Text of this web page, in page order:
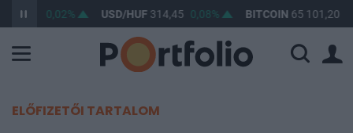
363,25 0,02% USD/HUF314,45 0,08% BITCOIN65 101,20
ELŐFIZETŐI TARTALOM